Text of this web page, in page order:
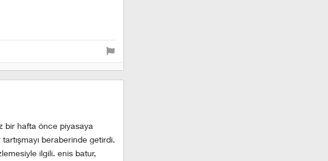
bir hafta önce piyasaya
beraberinde getirdi.
ilgili. enis batur,